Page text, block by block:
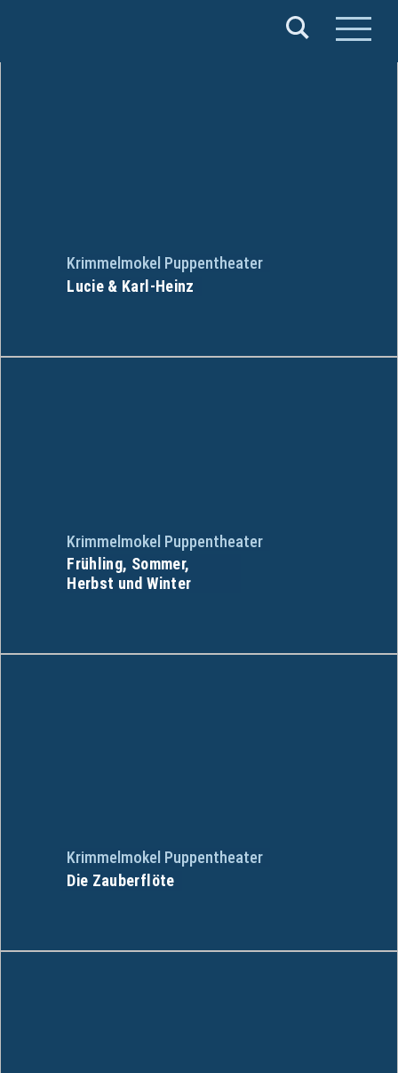
Krimmelmokel Puppentheater
Lucie & Karl-Heinz
Krimmelmokel Puppentheater
Frühling, Sommer,
Herbst und Winter
Krimmelmokel Puppentheater
Die Zauberflöte